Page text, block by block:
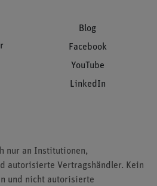
Blog
Facebook
YouTube
LinkedIn
nur an Institutionen,
autorisierte Vertragshändler. Kein
und nicht autorisierte